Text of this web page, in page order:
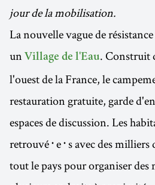
jour de la mobilisation.
La nouvelle vague de résistance
un Village de l'Eau. Construit
l'ouest de la France, le
restauration gratuite, garde
espaces de discussion. Les
retrouvé᛫e᛫s avec des milliers
tout le pays pour organiser des